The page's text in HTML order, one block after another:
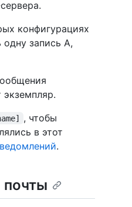
конфигурациях
запись A,
экземпляр.
, чтобы
в этот
.
почты